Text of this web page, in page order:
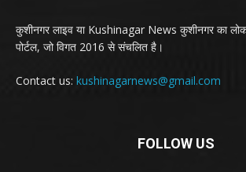
कुशीनगर लाइव या Kushinagar News कुशीनगर का
पोर्टल, जो विगत 2016 से संचलित है।
Contact us: kushinagarnews@gmail.com
FOLLOW US